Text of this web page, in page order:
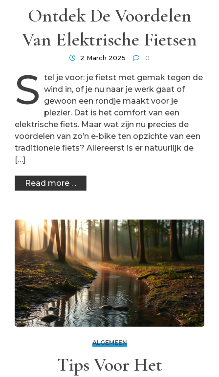
Ontdek De Voordelen
Van Elektrische Fietsen
2 March 2025 0
S tel je voor: je fietst met gemak tegen de
wind in, of je nu naar je werk gaat of
gewoon een rondje maakt voor je
plezier. Dat is het comfort van een
elektrische fiets. Maar wat zijn nu precies de
voordelen van zo’n e-bike ten opzichte van een
traditionele fiets? Allereerst is er natuurlijk de
[…]
Read more . .
ALGEMEEN
Tips Voor Het